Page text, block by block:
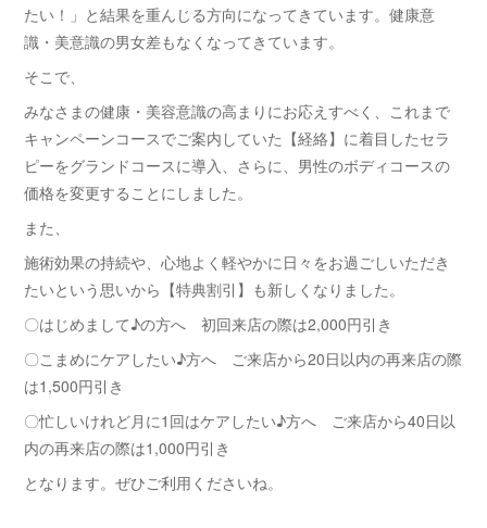
たい！」と結果を重んじる方向になってきています。健康意
識・美意識の男女差もなくなってきています。
そこで、
みなさまの健康・美容意識の高まりにお応えすべく、これまで
キャンペーンコースでご案内していた【経絡】に着目したセラ
ピーをグランドコースに導入、さらに、男性のボディコースの
価格を変更することにしました。
また、
施術効果の持続や、心地よく軽やかに日々をお過ごしいただき
たいという思いから【特典割引】も新しくなりました。
〇はじめまして♪の方へ 初回来店の際は2,000円引き
〇こまめにケアしたい♪方へ ご来店から20日以内の再来店の際
は1,500円引き
〇忙しいけれど月に1回はケアしたい♪方へ ご来店から40日以
内の再来店の際は1,000円引き
となります。ぜひご利用くださいね。